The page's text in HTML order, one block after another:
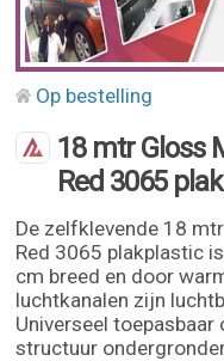
Op bestelling
18 mtr Gloss
Red 3065
De zelfklevende 18
Red 3065 plakplastic
cm breed en door
luchtkanalen zijn
Universeel
structuur